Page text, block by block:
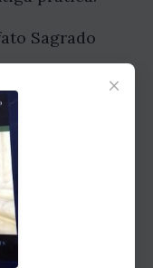
Sagrado
companheiros
busca
que
transformar
como
e
serão
×